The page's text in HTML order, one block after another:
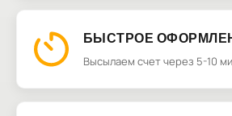
БЫСТРОЕ
Высылаем счет через 5-10